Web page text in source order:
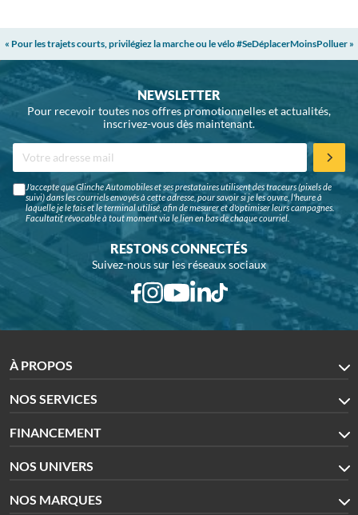
« Pour les trajets courts, privilégiez la marche ou le vélo #SeDéplacerMoinsPolluer »
NEWSLETTER
Pour recevoir toutes nos offres promotionnelles et actualités,
inscrivez-vous dès maintenant.
J'accepte que Glinche Automobiles et ses prestataires utilisent des traceurs (pixels de
suivi) dans les courriels envoyés à cette adresse, pour savoir si je les ouvre, l'heure à
laquelle je le fais et le terminal utilisé, afin de mesurer et d'optimiser leurs campagnes.
Facultatif, révocable à tout moment via le lien en bas de chaque courriel.
RESTONS CONNECTÉS
Suivez-nous sur les réseaux sociaux
À PROPOS
NOS SERVICES
FINANCEMENT
NOS UNIVERS
NOS MARQUES